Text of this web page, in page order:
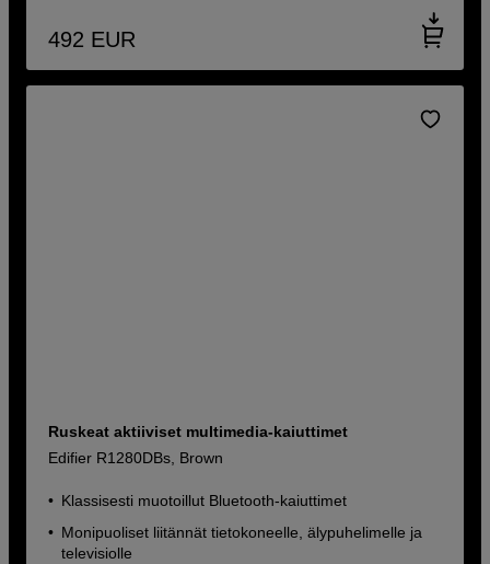
492 EUR
Ruskeat aktiiviset multimedia-kaiuttimet
Edifier R1280DBs, Brown
Klassisesti muotoillut Bluetooth-kaiuttimet
Monipuoliset liitännät tietokoneelle, älypuhelimelle ja
televisiolle